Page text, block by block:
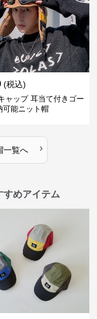
(税込)
ャップ 耳当て付きゴー
可能ニット帽
一覧へ ›
すめアイテム